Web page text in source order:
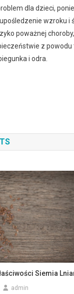
dla dzieci,
wzroku i
poważnej
z
i odra.
Siemia
admin